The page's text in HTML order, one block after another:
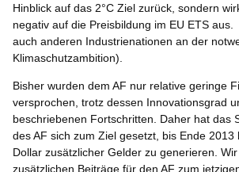
Hinblick auf das 2°C Ziel zurück, sondern
negativ auf die Preisbildung im EU ETS
auch anderen Industrienationen an der
Klimaschutzambition).
Bisher wurden dem AF nur relative geringe
versprochen, trotz dessen Innovationsgrad
beschriebenen Fortschritten. Daher hat das
des AF sich zum Ziel gesetzt, bis Ende 2013
Dollar zusätzlicher Gelder zu generieren.
zusätzlichen Beiträge für den AF zum